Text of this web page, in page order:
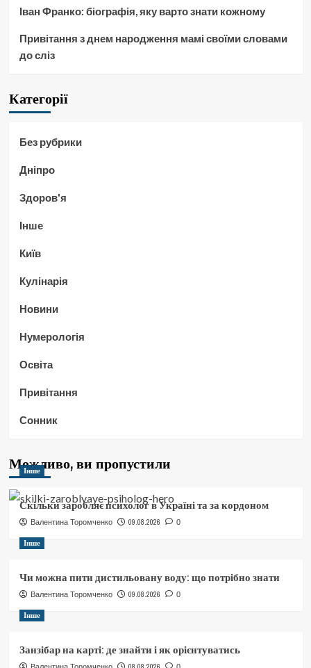
Іван Франко: біографія, яку варто знати кожному
Привітання з днем народження мамі своїми словами
до сліз
Категорії
Без рубрики
Дніпро
Здоров'я
Інше
Київ
Кулінарія
Новини
Нумерологія
Освіта
Привітання
Сонник
Можливо, ви пропустили
Інше
Скільки заробляє психолог в Україні та за кордоном
Валентина Торомченко 09.08.2026 0
Інше
Чи можна пити дистильовану воду: що потрібно знати
Валентина Торомченко 09.08.2026 0
Інше
Занзібар на карті: де знайти і як орієнтуватись